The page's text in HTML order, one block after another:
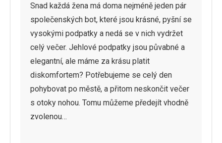
Snad každá žena má doma nejméně jeden pár
společenských bot, které jsou krásné, pyšní se
vysokými podpatky a nedá se v nich vydržet
celý večer. Jehlové podpatky jsou půvabné a
elegantní, ale máme za krásu platit
diskomfortem? Potřebujeme se celý den
pohybovat po městě, a přitom neskončit večer
s otoky nohou. Tomu můžeme předejít vhodně
zvolenou…